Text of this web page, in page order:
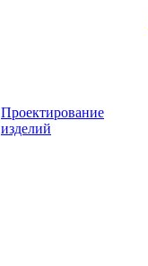
Проектирование
изделий